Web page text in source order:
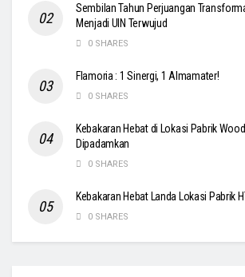
Sembilan Tahun Perjuangan
Menjadi UIN Terwujud
0 SHARES
Flamoria : 1 Sinergi, 1 Almamater!
0 SHARES
Kebakaran Hebat di Lokasi Pabrik
Dipadamkan
0 SHARES
Kebakaran Hebat Landa Lokasi Pabrik
0 SHARES